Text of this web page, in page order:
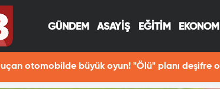
GÜNDEM ASAYİŞ EĞİTİM EKONOMİ
çekerken Fırat Nehri'ne düşen Havva öldü